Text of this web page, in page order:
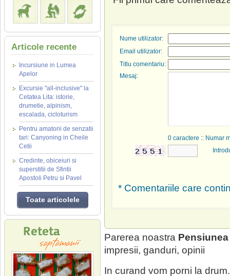
Articole recente
Incursiune in Lumea
Apelor
Excursie "all-inclusive" la
Cetatea Lita: istorie,
drumetie, alpinism,
escalada, cicloturism
Pentru amatorii de senzatii
tari: Canyoning in Cheile
Cetii
Credinte, obiceiuri si
superstitii de Sfintii
Apostoli Petru si Pavel
Toate articolele
Nume utilizator:
Email utilizator:
Titlu comentariu:
Mesaj:
0 caractere :: Numar
* Comentariile care
Parerea noastra
impresii, ganduri, opinii
In curand vom porni la